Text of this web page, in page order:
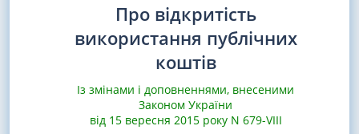
Про відкритість
використання публічних
коштів
Із змінами і доповненнями, внесеними
Законом України
від 15 вересня 2015 року N 679-VIII